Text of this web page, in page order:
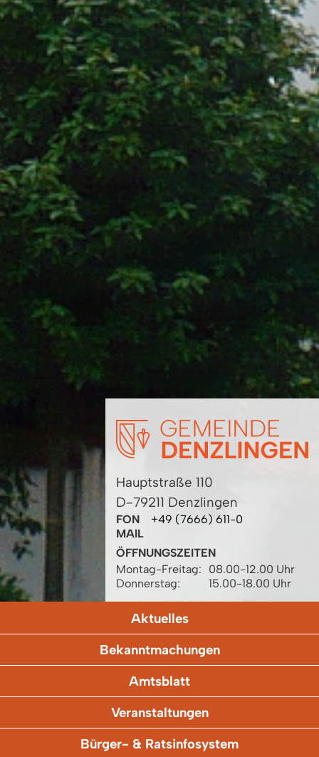
Hauptstraße 110
D-79211 Denzlingen
FON
+49 (7666) 611-0
MAIL
ÖFFNUNGSZEITEN
Montag-Freitag:
08.00-12.00 Uhr
Donnerstag:
15.00-18.00 Uhr
Aktuelles
Bekanntmachungen
Amtsblatt
Veranstaltungen
Bürger- & Ratsinfosystem